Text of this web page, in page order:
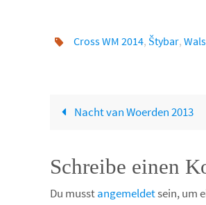
Cross WM 2014, Štybar,
Nacht van Woerden 2013
Schreibe einen
Du musstangemeldetsein, um